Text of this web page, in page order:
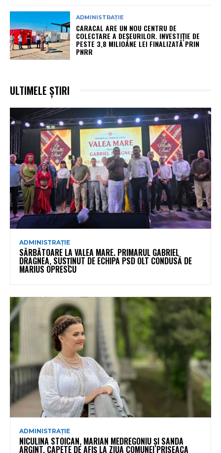
ADMINISTRAȚIE
CARACAL ARE UN NOU CENTRU DE
COLECTARE A DEȘEURILOR. INVESTIȚIE DE
PESTE 3,8 MILIOANE LEI FINALIZATĂ PRIN
PNRR
ULTIMELE ȘTIRI
ADMINISTRAȚIE
SĂRBĂTOARE LA VALEA MARE. PRIMARUL GABRIEL
DRAGNEA, SUSȚINUT DE ECHIPA PSD OLT CONDUSĂ DE
MARIUS OPRESCU
ADMINISTRAȚIE
NICULINA STOICAN, MARIAN MEDREGONIU ȘI SANDA
ARGINT, CAPETE DE AFIȘ LA ZIUA COMUNEI PRISEACA